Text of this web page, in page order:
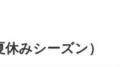
みシーズン）